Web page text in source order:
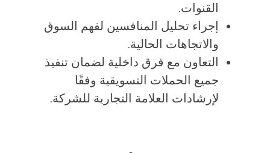
القنوات.
إجراء تحليل المنافسين لفهم السوق
والاتجاهات الحالية.
التعاون مع فرق داخلية لضمان تنفيذ
جميع الحملات التسويقية وفقًا
لإرشادات العلامة التجارية للشركة.